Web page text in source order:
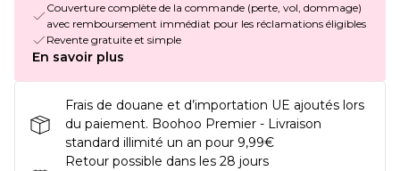
Couverture complète de la commande (perte, vol, dommage)
avec remboursement immédiat pour les réclamations éligibles
Revente gratuite et simple
En savoir plus
Frais de douane et d’importation UE ajoutés lors
du paiement. Boohoo Premier - Livraison
standard illimité un an pour 9,99€
Retour possible dans les 28 jours